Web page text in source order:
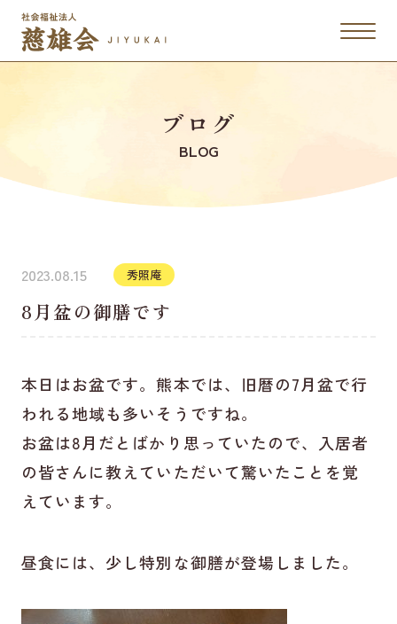
ブログ
BLOG
2023.08.15 秀照庵
8月盆の御膳です
本日はお盆です。熊本では、旧暦の7月盆で行
われる地域も多いそうですね。
お盆は8月だとばかり思っていたので、入居者
の皆さんに教えていただいて驚いたことを覚
えています。
昼食には、少し特別な御膳が登場しました。